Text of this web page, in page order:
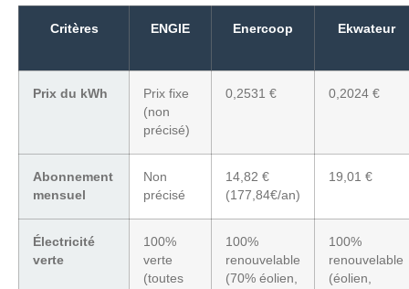
Critères ENGIE Enercoop Ekwateur
Prix du kWh
Prix fixe
(non
précisé)
0,2531 € 0,2024 €
Abonnement
mensuel
Non
précisé
14,82 €
(177,84€/an)
19,01 €
Électricité
verte
100%
verte
(toutes
100%
renouvelable
(70% éolien,
100%
renouvelable
(éolien,